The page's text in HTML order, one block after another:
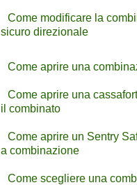
Come modificare la
sicuro direzionale
Come aprire una
Come aprire una
il combinato
Come aprire un Sentry
a combinazione
Come scegliere una